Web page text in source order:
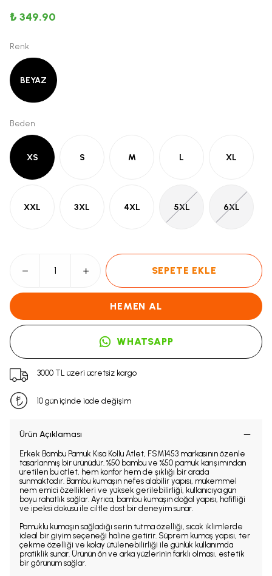
₺ 349.90
Renk
BEYAZ
Beden
XS S M L XL
XXL 3XL 4XL 5XL 6XL
SEPETE EKLE
HEMEN AL
WHATSAPP
3000 TL üzeri ücretsiz kargo
10 gün içinde iade değişim
Ürün Açıklaması
Erkek Bambu Pamuk Kısa Kollu Atlet, FSM1453 markasının özenle
tasarlanmış bir ürünüdür. %50 bambu ve %50 pamuk karışımından
üretilen bu atlet, hem konfor hem de şıklığı bir arada
sunmaktadır. Bambu kumaşın nefes alabilir yapısı, mükemmel
nem emici özellikleri ve yüksek gerilebilirliği, kullanıcıya gün
boyu rahatlık sağlar. Ayrıca, bambu kumaşın doğal yapısı, hafifliği
ve ipeksi dokusu ile ciltle dost bir deneyim sunar.
Pamuklu kumaşın sağladığı serin tutma özelliği, sıcak iklimlerde
ideal bir giyim seçeneği haline getirir. Süprem kumaş yapısı, ter
çekme özelliği ve kolay ütülenebilirliği ile günlük kullanımda
pratiklik sunar. Ürünün ön ve arka yüzlerinin farklı olması, estetik
bir görünüm sağlar.